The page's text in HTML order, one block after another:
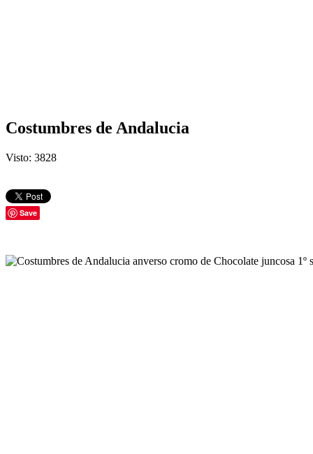
Costumbres de Andalucia
Visto: 3828
Save